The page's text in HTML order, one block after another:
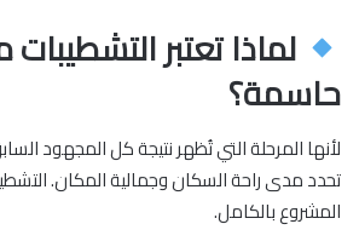
لماذا تعتبر التشطيبات
حاسمة؟
لأنها المرحلة التي تُظهر نتيجة كل المجهود
تحدد مدى راحة السكان وجمالية المكان.
المشروع بالكامل.